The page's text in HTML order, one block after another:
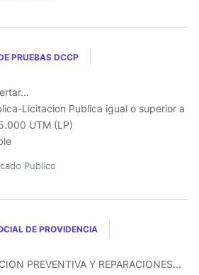
PRUEBAS DCCP
Licitacion Publica igual o superior a
UTM (LP)
Publico
DE PROVIDENCIA
PREVENTIVA Y REPARACIONES...